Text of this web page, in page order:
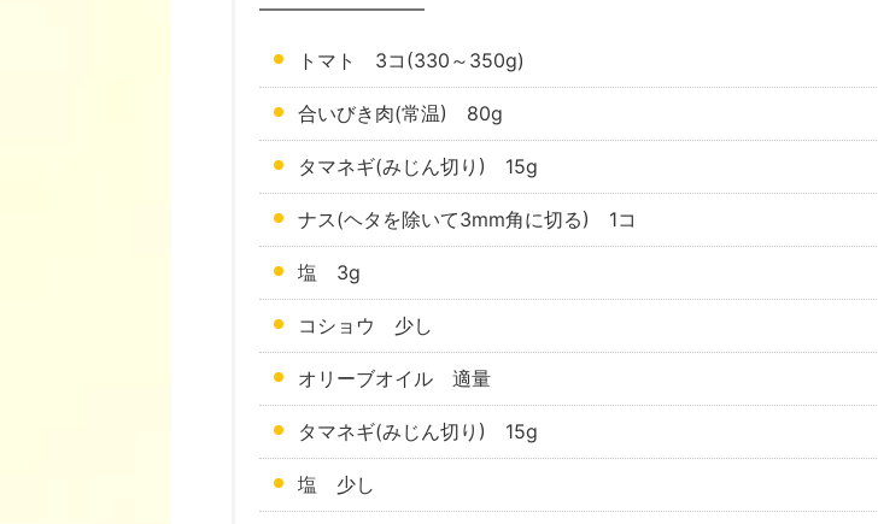
トマト 3コ(330～350g)
合いびき肉(常温) 80g
タマネギ(みじん切り) 15g
ナス(ヘタを除いて3mm角に切る) 1コ
塩 3g
コショウ 少し
オリーブオイル 適量
タマネギ(みじん切り) 15g
塩 少し